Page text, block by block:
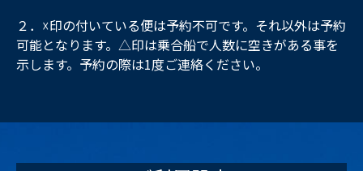
２．☓印の付いている便は予約不可です。それ以外は予約
可能となります。△印は乗合船で人数に空きがある事を
示します。予約の際は1度ご連絡ください。